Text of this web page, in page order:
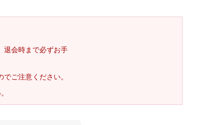
退会時まで必ずお手
ご注意ください。